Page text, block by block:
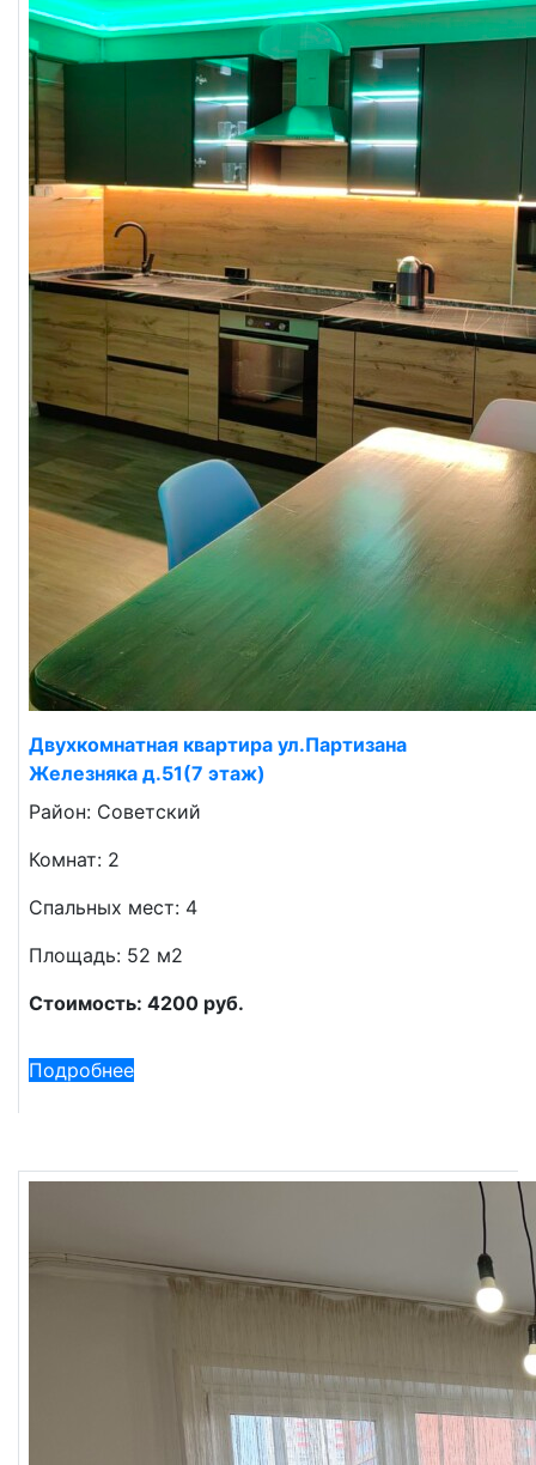
Двухкомнатная квартира ул.Партизана
Железняка д.51(7 этаж)
Район: Советский
Комнат: 2
Спальных мест: 4
Площадь: 52 м2
Стоимость: 4200 руб.
Подробнее